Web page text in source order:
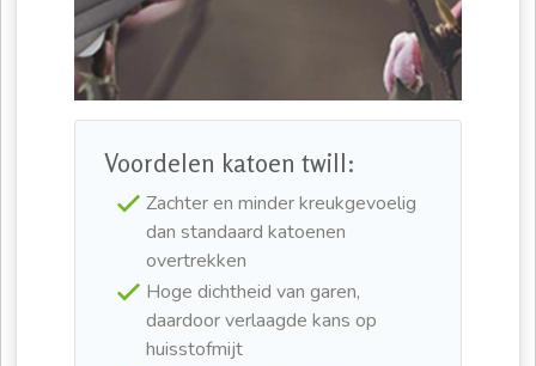
Voordelen katoen twill:
Zachter en minder kreukgevoelig
dan standaard katoenen
overtrekken
Hoge dichtheid van garen,
daardoor verlaagde kans op
huisstofmijt